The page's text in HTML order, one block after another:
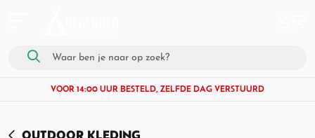
VOOR 14:00 UUR BESTELD, ZELFDE DAG VERSTUURD
OUTDOOR KLEDING